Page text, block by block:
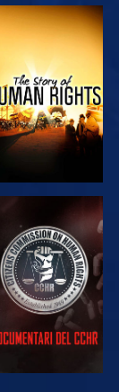
GUARDA
GUARDA